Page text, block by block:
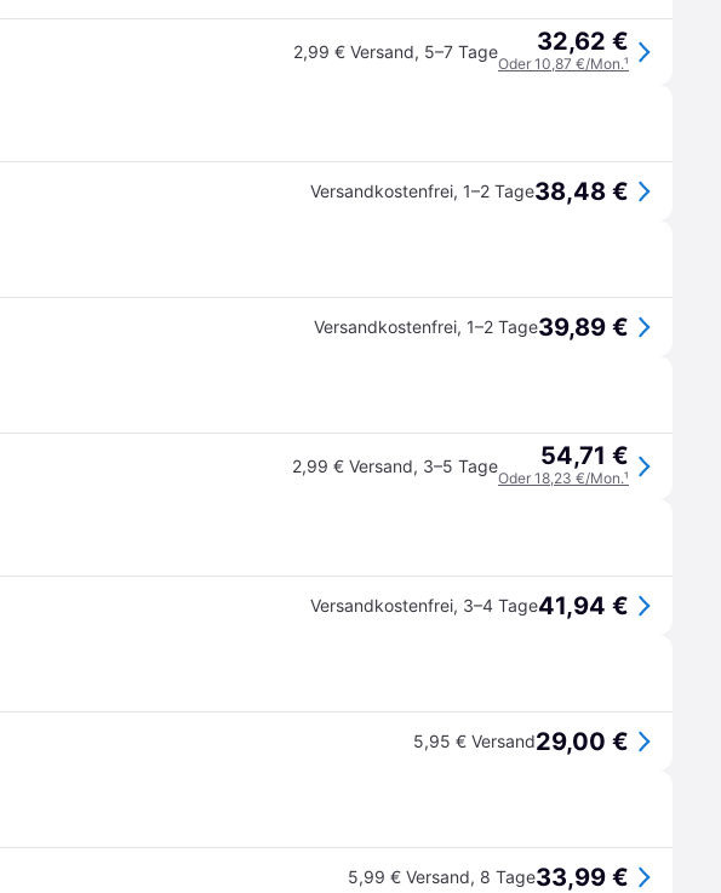
2,99 € Versand, 5–7 Tage 32,62 €
Oder 10,87 €/Mon.¹
Versandkostenfrei, 1–2 Tage38,48 €
Versandkostenfrei, 1–2 Tage39,89 €
2,99 € Versand, 3–5 Tage 54,71 €
Oder 18,23 €/Mon.¹
Versandkostenfrei, 3–4 Tage41,94 €
5,95 € Versand29,00 €
5,99 € Versand, 8 Tage33,99 €